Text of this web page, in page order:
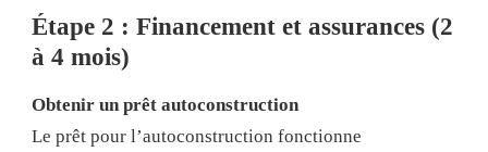
Étape 2 : Financement et assurances (2
à 4 mois)
Obtenir un prêt autoconstruction
Le prêt pour l’autoconstruction fonctionne